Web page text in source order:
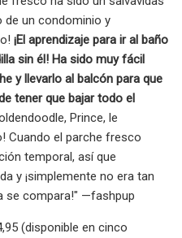
de un condominio y
¡El aprendizaje para ir al baño
sin él! Ha sido muy fácil
y llevarlo al balcón para que
tener que bajar todo el
Prince, le
Cuando el parche fresco
temporal, así que
y ¡simplemente no era tan
se compara!" —fashpup
(disponible en cinco